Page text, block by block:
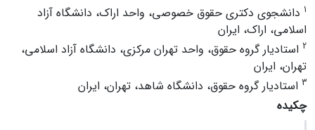
1 دانشجوی دکتری حقوق خصوصی، واحد اراک، دانشگاه آزاد
اسلامی، اراک، ایران
2 استادیار گروه حقوق، واحد تهران مرکزی، دانشگاه آزاد اسلامی،
تهران، ایران
3 استادیار گروه حقوق، دانشگاه شاهد، تهران، ایران
چکیده